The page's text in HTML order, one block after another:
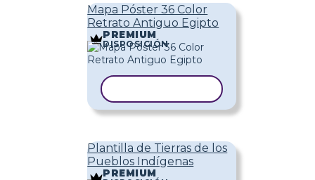
Mapa Póster 36 Color
Retrato Antiguo Egipto
PREMIUM
DISPOSICIÓN
Plantilla de Tierras de los
Pueblos Indígenas
PREMIUM